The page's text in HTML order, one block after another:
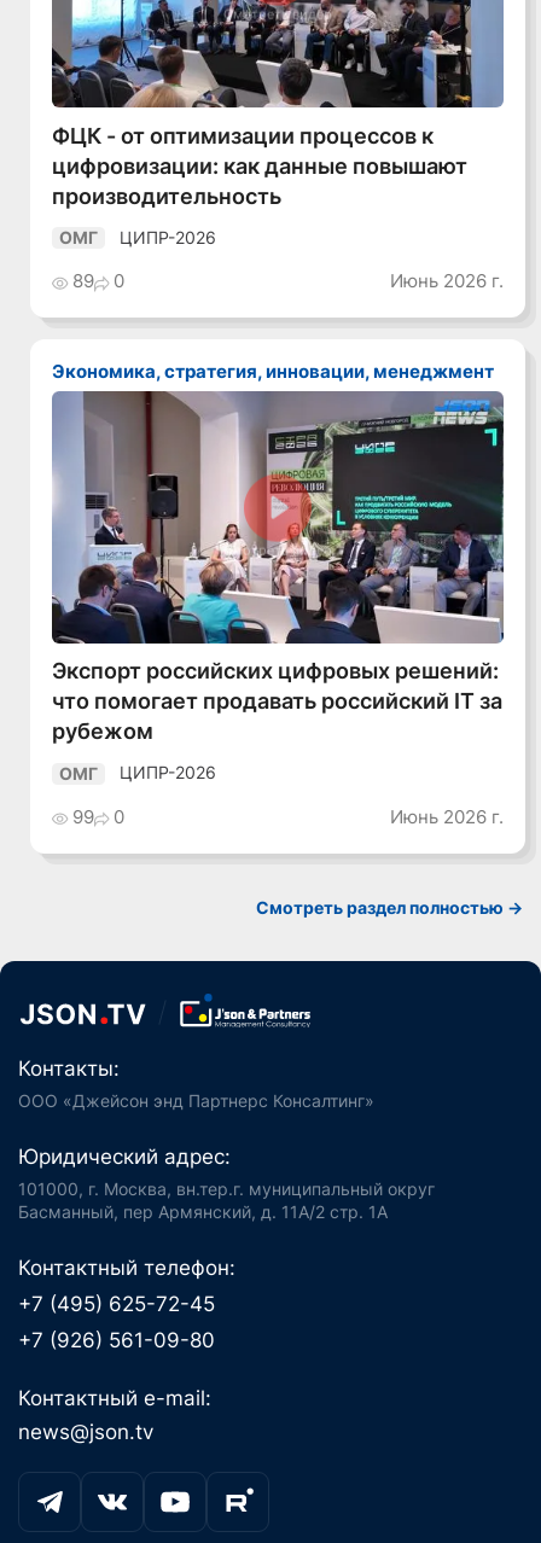
Смотреть видео
ФЦК - от оптимизации процессов к
цифровизации: как данные повышают
производительность
ОМГ ЦИПР-2026
89 0 Июнь 2026 г.
Экономика, стратегия, инновации, менеджмент
Смотреть видео
Экспорт российских цифровых решений:
что помогает продавать российский IT за
рубежом
ОМГ ЦИПР-2026
99 0 Июнь 2026 г.
Смотреть раздел полностью ->
Контакты:
ООО «Джейсон энд Партнерс Консалтинг»
Юридический адрес:
101000, г. Москва, вн.тер.г. муниципальный округ
Басманный, пер Армянский, д. 11А/2 стр. 1А
Контактный телефон:
+7 (495) 625-72-45
+7 (926) 561-09-80
Контактный e-mail:
news@json.tv